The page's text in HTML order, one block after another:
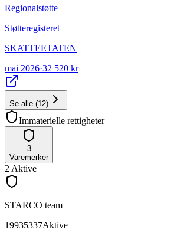
Regionalstøtte
Støtteregisteret
SKATTEETATEN
mai 2026·32 520 kr
Se alle (12)
Immaterielle rettigheter
3
Varemerker
2 Aktive
STARCO team
19935337Aktive